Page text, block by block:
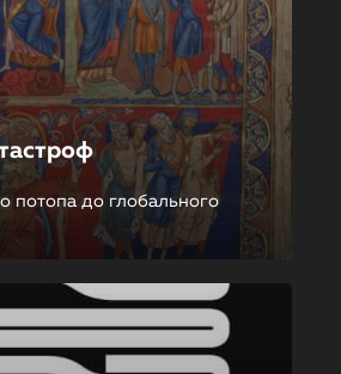
потопа до глобального